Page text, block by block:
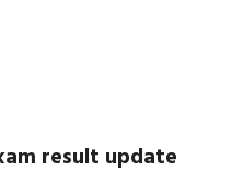
result update